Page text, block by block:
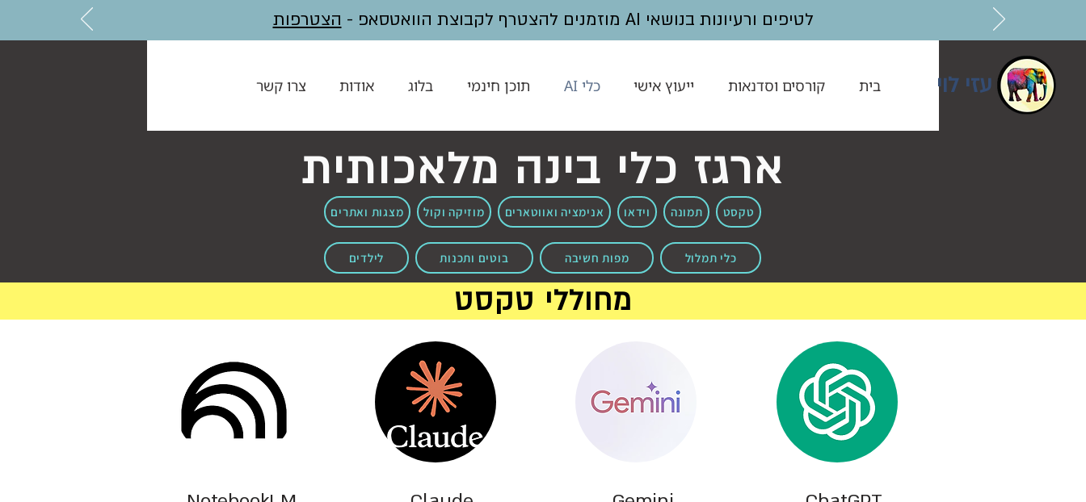
לטיפים ורעיונות בנושאי AI מוזמנים להצטרף לקבוצת הוואטסאפ - הצטרפות
בית קורסים וסדנאות ייעוץ אישי כלי AI תוכן חינמי בלוג אודות צרו קשר עזי לוי
ארגז כלי בינה מלאכותית
טקסט תמונה וידאו אנימציה ואווטארים מוזיקה וקול מצגות ואתרים
כלי תמלול מפות חשיבה בוטים ותכנות לילדים
מחוללי טקסט